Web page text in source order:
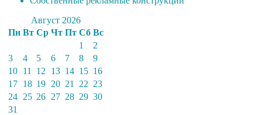
Август 2026
Пн Вт Ср Чт Пт Сб Вс
1
2
3
4 5 6 7 8
9
10 11 12 13 14 15 16
17 18 19 20 21 22 23
24 25 26 27 28 29 30
31